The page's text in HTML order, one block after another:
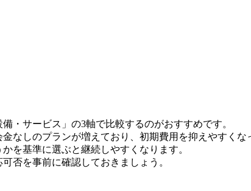
・サービス」の3軸で比較するのがおすすめです。
なしのプランが増えており、初期費用を抑えやすくな
を基準に選ぶと継続しやすくなります。
否を事前に確認しておきましょう。